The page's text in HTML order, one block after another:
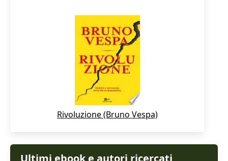
Rivoluzione (Bruno Vespa)
Ultimi ebook e autori ricercati